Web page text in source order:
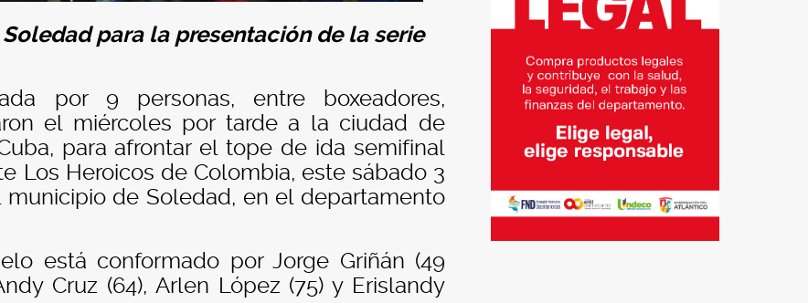
para la presentación de la serie
por 9 personas, entre boxeadores,
el miércoles por tarde a la ciudad de
para afrontar el tope de ida semifinal
Los Heroicos de Colombia, este sábado 3
de Soledad, en el departamento
está conformado por Jorge Griñán (49
Cruz (64), Arlen López (75) y Erislandy